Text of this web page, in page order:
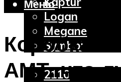
Logan
Megane
Symbol
Lada
2110
Меню
Коробка АТ
АМТ: что